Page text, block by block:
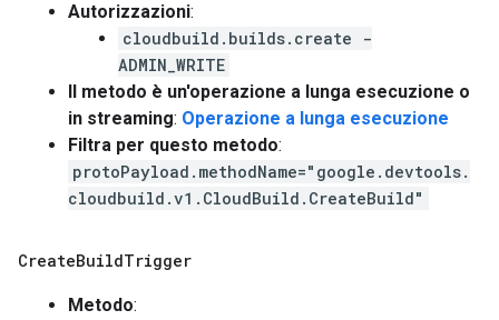
Autorizzazioni:
cloudbuild.builds.create -
ADMIN_WRITE
Il metodo è un'operazione a lunga esecuzione o
in streaming: Operazione a lunga esecuzione
Filtra per questo metodo:
protoPayload.methodName="google.devtools.
cloudbuild.v1.CloudBuild.CreateBuild"
CreateBuildTrigger
Metodo: